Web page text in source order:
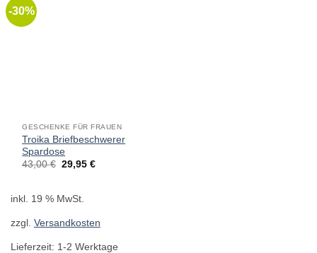
-30%
GESCHENKE FÜR FRAUEN
Troika Briefbeschwerer
Spardose
43,00€ Ursprünglicher
29,95€Aktueller
inkl. 19 % MwSt.
zzgl. Versandkosten
Lieferzeit: 1-2 Werktage